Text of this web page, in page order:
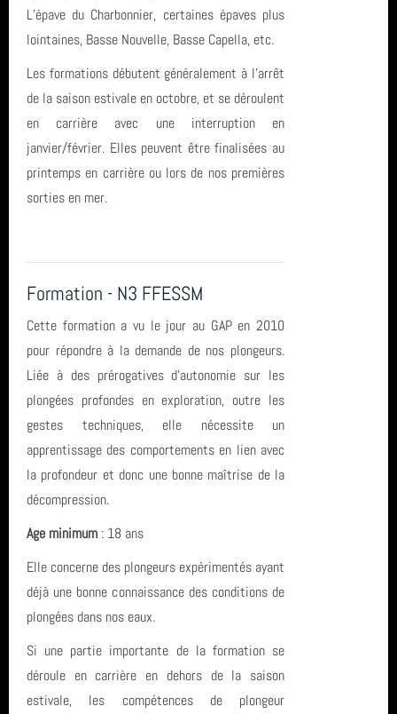
L’épave du Charbonnier, certaines épaves plus
lointaines, Basse Nouvelle, Basse Capella, etc.
Les formations débutent généralement à l’arrêt
de la saison estivale en octobre, et se déroulent
en carrière avec une interruption en
janvier/février. Elles peuvent être finalisées au
printemps en carrière ou lors de nos premières
sorties en mer.
Formation - N3 FFESSM
Cette formation a vu le jour au GAP en 2010
pour répondre à la demande de nos plongeurs.
Liée à des prérogatives d’autonomie sur les
plongées profondes en exploration, outre les
gestes techniques, elle nécessite un
apprentissage des comportements en lien avec
la profondeur et donc une bonne maîtrise de la
décompression.
Age minimum : 18 ans
Elle concerne des plongeurs expérimentés ayant
déjà une bonne connaissance des conditions de
plongées dans nos eaux.
Si une partie importante de la formation se
déroule en carrière en dehors de la saison
estivale, les compétences de plongeur